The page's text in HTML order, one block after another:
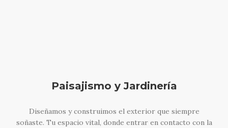
Paisajismo y Jardinería
Diseñamos y construimos el exterior que siempre
soñaste. Tu espacio vital, donde entrar en contacto con la